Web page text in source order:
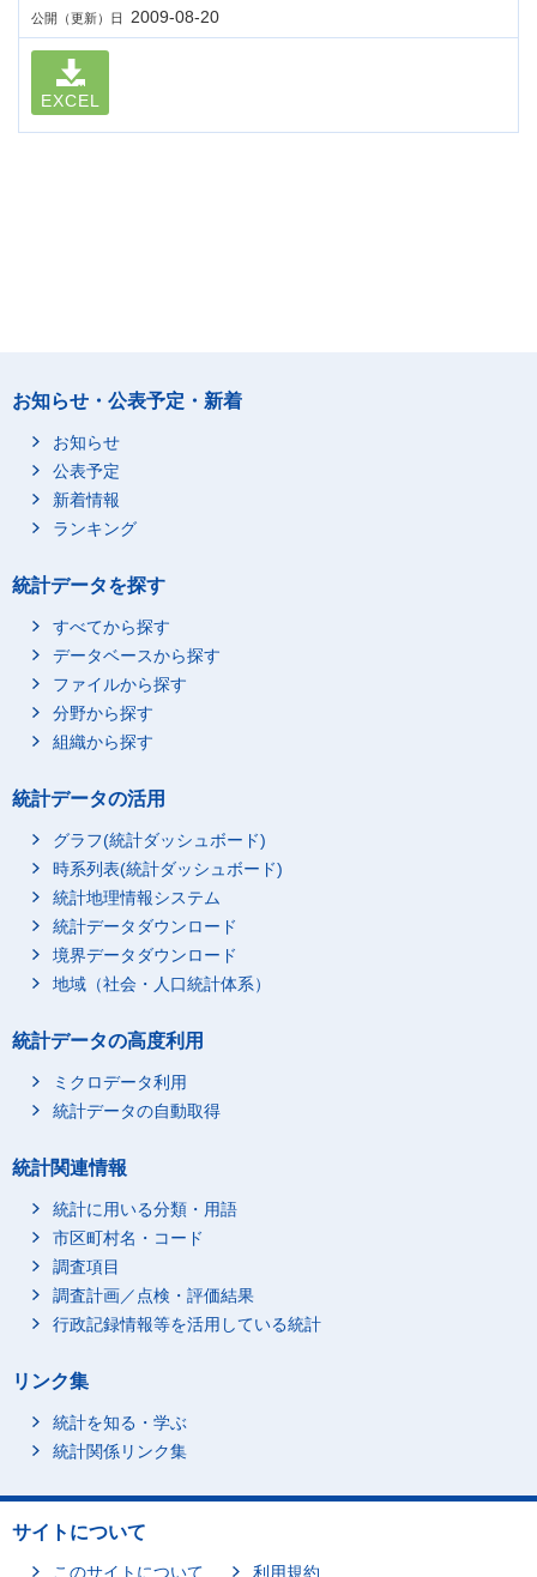
公開（更新）日 2009-08-20
EXCEL
お知らせ・公表予定・新着
お知らせ
公表予定
新着情報
ランキング
統計データを探す
すべてから探す
データベースから探す
ファイルから探す
分野から探す
組織から探す
統計データの活用
グラフ(統計ダッシュボード)
時系列表(統計ダッシュボード)
統計地理情報システム
統計データダウンロード
境界データダウンロード
地域（社会・人口統計体系）
統計データの高度利用
ミクロデータ利用
統計データの自動取得
統計関連情報
統計に用いる分類・用語
市区町村名・コード
調査項目
調査計画／点検・評価結果
行政記録情報等を活用している統計
リンク集
統計を知る・学ぶ
統計関係リンク集
サイトについて
このサイトについて 利用規約